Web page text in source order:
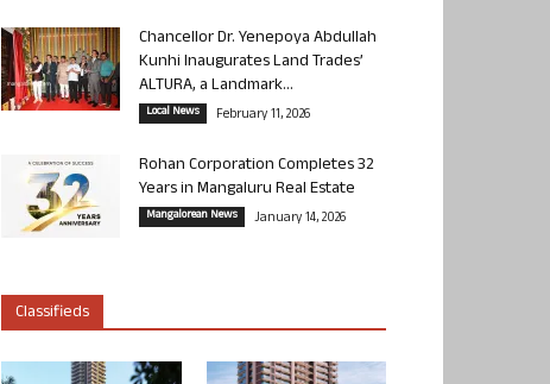
Chancellor Dr. Yenepoya Abdullah
Kunhi Inaugurates Land Trades’
ALTURA, a Landmark...
Local News February 11, 2026
Rohan Corporation Completes 32
Years in Mangaluru Real Estate
Mangalorean News January 14, 2026
Classifieds